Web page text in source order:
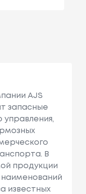
AJS
запасные
управления,
В
продукции
известных